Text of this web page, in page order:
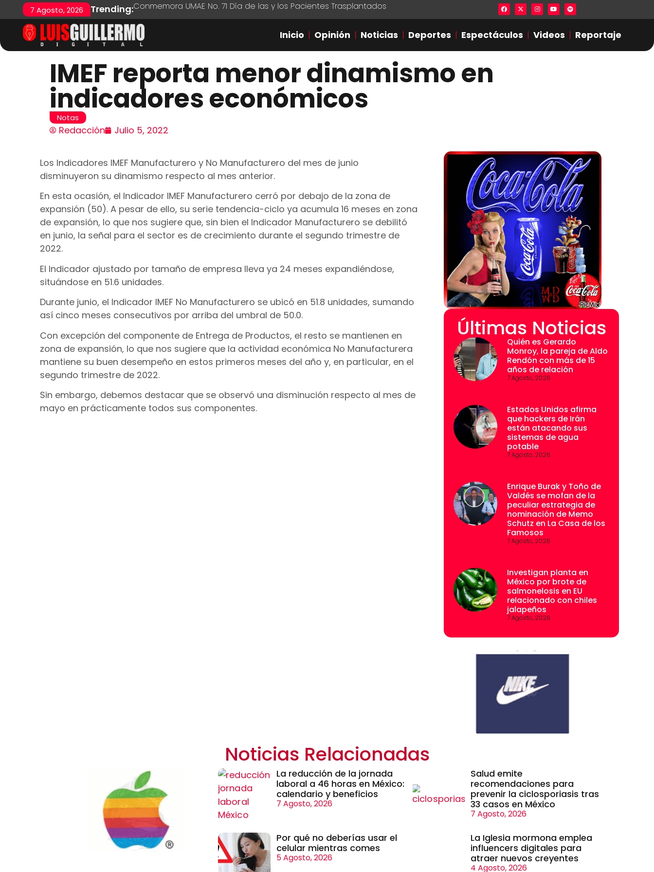
7 Agosto, 2026 Trending:Conmemora UMAE No. 71 Día de las y los Pacientes Trasplantados Lista en excel expone presuntas
Inicio Opinión Noticias Deportes Espectáculos Videos Reportaje
IMEF reporta menor dinamismo en
indicadores económicos
Notas
Redacción Julio 5, 2022
Los Indicadores IMEF Manufacturero y No Manufacturero del mes de junio
disminuyeron su dinamismo respecto al mes anterior.
En esta ocasión, el Indicador IMEF Manufacturero cerró por debajo de la zona de
expansión (50). A pesar de ello, su serie tendencia-ciclo ya acumula 16 meses en zona
de expansión, lo que nos sugiere que, sin bien el Indicador Manufacturero se debilitó
en junio, la señal para el sector es de crecimiento durante el segundo trimestre de
2022.
El Indicador ajustado por tamaño de empresa lleva ya 24 meses expandiéndose,
situándose en 51.6 unidades.
Durante junio, el Indicador IMEF No Manufacturero se ubicó en 51.8 unidades, sumando
así cinco meses consecutivos por arriba del umbral de 50.0.
Con excepción del componente de Entrega de Productos, el resto se mantienen en
zona de expansión, lo que nos sugiere que la actividad económica No Manufacturera
mantiene su buen desempeño en estos primeros meses del año y, en particular, en el
segundo trimestre de 2022.
Sin embargo, debemos destacar que se observó una disminución respecto al mes de
mayo en prácticamente todos sus componentes.
Últimas Noticias
Quién es Gerardo
Monroy, la pareja de Aldo
Rendón con más de 15
años de relación
7 Agosto, 2026
Estados Unidos afirma
que hackers de Irán
están atacando sus
sistemas de agua
potable
7 Agosto, 2026
Enrique Burak y Toño de
Valdés se mofan de la
peculiar estrategia de
nominación de Memo
Schutz en La Casa de los
Famosos
7 Agosto, 2026
Investigan planta en
México por brote de
salmonelosis en EU
relacionado con chiles
jalapeños
7 Agosto, 2026
Noticias Relacionadas
La reducción de la jornada
laboral a 46 horas en México:
calendario y beneficios
7 Agosto, 2026
Salud emite
recomendaciones para
prevenir la ciclosporiasis tras
33 casos en México
7 Agosto, 2026
Por qué no deberías usar el
celular mientras comes
5 Agosto, 2026
La Iglesia mormona emplea
influencers digitales para
atraer nuevos creyentes
4 Agosto, 2026